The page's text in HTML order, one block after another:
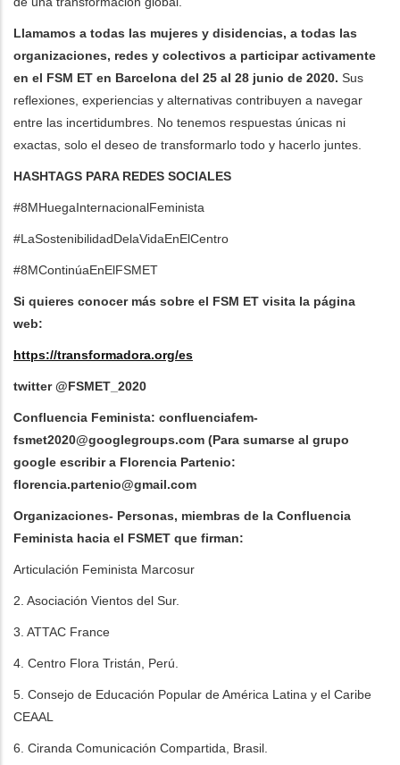
Llamamos a todas las mujeres y disidencias, a todas las
organizaciones, redes y colectivos a participar activamente
en el FSM ET en Barcelona del 25 al 28 junio de 2020. Sus
reflexiones, experiencias y alternativas contribuyen a navegar
entre las incertidumbres. No tenemos respuestas únicas ni
exactas, solo el deseo de transformarlo todo y hacerlo juntes.
HASHTAGS PARA REDES SOCIALES
#8MHuegaInternacionalFeminista
#LaSostenibilidadDelaVidaEnElCentro
#8MContinúaEnElFSMET
Si quieres conocer más sobre el FSM ET visita la página
web:
https://transformadora.org/es
twitter @FSMET_2020
Confluencia Feminista: confluenciafem-
fsmet2020@googlegroups.com (Para sumarse al grupo
google escribir a Florencia Partenio:
florencia.partenio@gmail.com
Organizaciones- Personas, miembras de la Confluencia
Feminista hacia el FSMET que firman:
Articulación Feminista Marcosur
2. Asociación Vientos del Sur.
3. ATTAC France
4. Centro Flora Tristán, Perú.
5. Consejo de Educación Popular de América Latina y el Caribe
CEAAL
6. Ciranda Comunicación Compartida, Brasil.